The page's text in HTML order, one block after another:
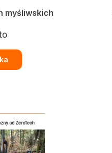
myśliwskich